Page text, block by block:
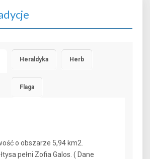
Heraldyka Herb
Flaga
o obszarze 5,94 km2.
pełni Zofia Galos. ( Dane